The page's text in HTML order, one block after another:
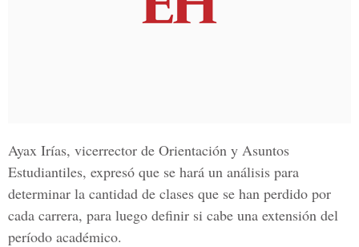
Ayax Irías, vicerrector de Orientación y Asuntos
Estudiantiles, expresó que se hará un análisis para
determinar la cantidad de clases que se han perdido por
cada carrera, para luego definir si cabe una extensión del
período académico.